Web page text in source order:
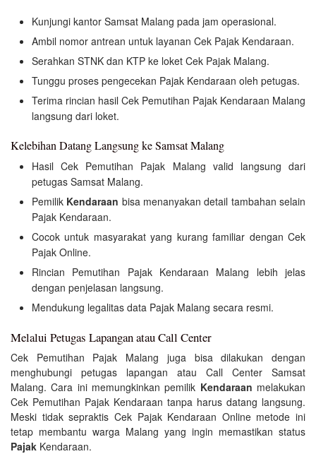
Kunjungi kantor Samsat Malang pada jam operasional.
Ambil nomor antrean untuk layanan Cek Pajak Kendaraan.
Serahkan STNK dan KTP ke loket Cek Pajak Malang.
Tunggu proses pengecekan Pajak Kendaraan oleh petugas.
Terima rincian hasil Cek Pemutihan Pajak Kendaraan Malang
langsung dari loket.
Kelebihan Datang Langsung ke Samsat Malang
Hasil Cek Pemutihan Pajak Malang valid langsung dari
petugas Samsat Malang.
Pemilik Kendaraan bisa menanyakan detail tambahan selain
Pajak Kendaraan.
Cocok untuk masyarakat yang kurang familiar dengan Cek
Pajak Online.
Rincian Pemutihan Pajak Kendaraan Malang lebih jelas
dengan penjelasan langsung.
Mendukung legalitas data Pajak Malang secara resmi.
Melalui Petugas Lapangan atau Call Center
Cek Pemutihan Pajak Malang juga bisa dilakukan dengan
menghubungi petugas lapangan atau Call Center Samsat
Malang. Cara ini memungkinkan pemilik Kendaraan melakukan
Cek Pemutihan Pajak Kendaraan tanpa harus datang langsung.
Meski tidak sepraktis Cek Pajak Kendaraan Online metode ini
tetap membantu warga Malang yang ingin memastikan status
Pajak Kendaraan.